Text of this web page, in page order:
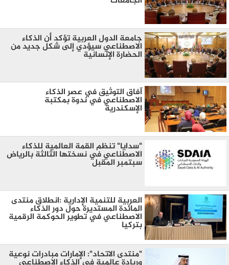
جامعة الدول العربية تؤكد أن الذكاء
الاصطناعي سيؤدي إلى شكل جديد من
الحضارة الإنسانية
آفاق التوثيق في عصر الذكاء
الاصطناعي في ندوة بمكتبة
الإسكندرية
"سدايا" تنظم القمة العالمية للذكاء
الاصطناعي في نسختها الثالثة بالرياض
سبتمبر المقبل
العربية للتنمية الإدارية :انطلاق منتدى
المائدة المستديرة حول دور الذكاء
الاصطناعي في تطوير الحوكمة الرقمية
بتركيا
"منتدى الاتحاد": الإمارات مبادرات نوعية